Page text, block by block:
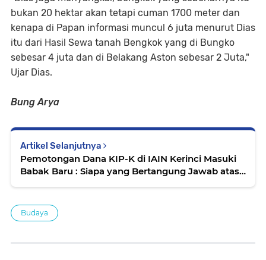
bukan 20 hektar akan tetapi cuman 1700 meter dan
kenapa di Papan informasi muncul 6 juta menurut Dias
itu dari Hasil Sewa tanah Bengkok yang di Bungko
sebesar 4 juta dan di Belakang Aston sebesar 2 Juta,"
Ujar Dias.
Bung Arya
Artikel Selanjutnya
Pemotongan Dana KIP-K di IAIN Kerinci Masuki
Babak Baru : Siapa yang Bertangung Jawab atas
Budaya